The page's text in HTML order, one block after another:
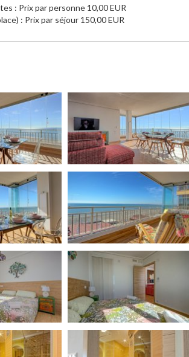
: Prix par personne 10,00 EUR
: Prix par séjour 150,00 EUR